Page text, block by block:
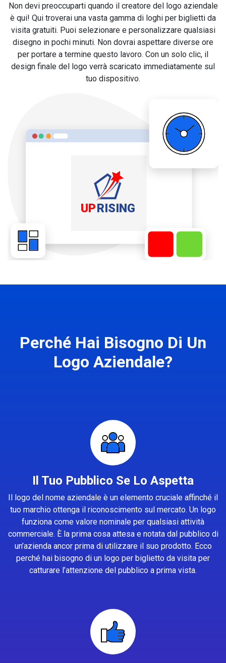
Non devi preoccuparti quando il creatore del logo aziendale
è qui! Qui troverai una vasta gamma di loghi per biglietti da
visita gratuiti. Puoi selezionare e personalizzare qualsiasi
disegno in pochi minuti. Non dovrai aspettare diverse ore
per portare a termine questo lavoro. Con un solo clic, il
design finale del logo verrà scaricato immediatamente sul
tuo dispositivo.
Perché Hai Bisogno Di Un
Logo Aziendale?
Il Tuo Pubblico Se Lo Aspetta
Il logo del nome aziendale è un elemento cruciale affinché il
tuo marchio ottenga il riconoscimento sul mercato. Un logo
funziona come valore nominale per qualsiasi attività
commerciale. È la prima cosa attesa e notata dal pubblico di
un’azienda ancor prima di utilizzare il suo prodotto. Ecco
perché hai bisogno di un logo per biglietto da visita per
catturare l’attenzione del pubblico a prima vista.